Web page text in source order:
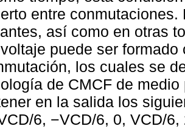
entre
así como en otras
puede ser
los cuales se
de CMCF de
en la salida los
6, −VCD/6, 0, VCD/